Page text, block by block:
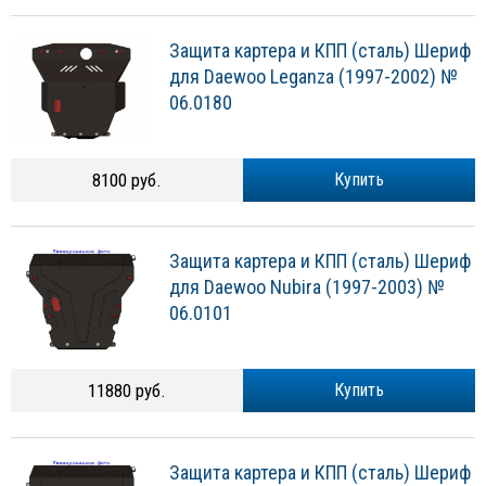
Защита картера и КПП (сталь) Шериф
для Daewoo Leganza (1997-2002) №
06.0180
Купить
8100 руб.
Защита картера и КПП (сталь) Шериф
для Daewoo Nubira (1997-2003) №
06.0101
Купить
11880 руб.
Защита картера и КПП (сталь) Шериф